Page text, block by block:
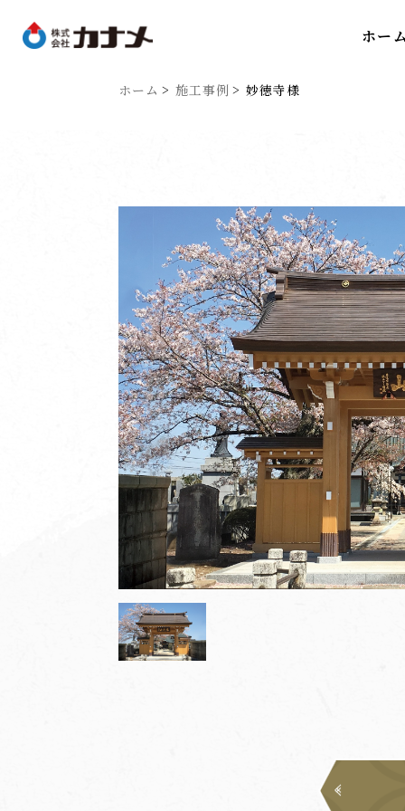
ホー
ホーム 施工事例 妙徳寺様